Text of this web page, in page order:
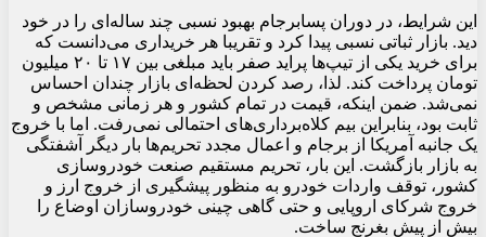
این شرایط، در دوران پسابرجام بهبود نسبی چند ساله‌ای را در خود
دید. بازار ثباتی نسبی پیدا کرد و تقریبا هر خریداری می‌دانست که
برای خرید یکی از تیپ‌ها پراید صفر باید مبلغی بین ۱۷ تا ۲۰ میلیون
تومان پرداخت کند. لذا، رصد کردن لحظه‌ای بازار چندان احساس
نمی‌شد. ضمن اینکه، قیمت در تمام کشور و هر زمانی مشخص و
ثابت بود، بنابراین بیم کلاه‌برداری‌های احتمالی نمی‌رفت. اما با خروج
یک جانبه آمریکا از برجام و اعمال مجدد تحریم‌ها بار دیگر آشفتگی
به بازار بازگشت. این بار، تحریم مستقیم صنعت خودروسازی
کشور، توقف واردات خودرو به منظور پیشگیری از خروج ارز و
خروج شرکای اروپایی و حتی گاهی چینی خودروسازان اوضاع را
بیش از پیش بغرنج ساخت.